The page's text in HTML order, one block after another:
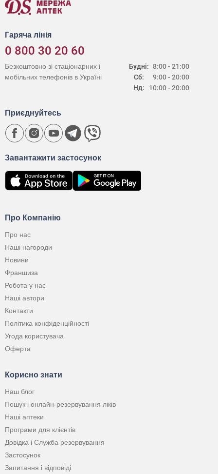
Гаряча лінія
0 800 30 20 60
Будні:
Сб:
Нд:
8:00 - 21:00
9:00 - 20:00
10:00 - 20:00
Безкоштовно зі стаціонарних і
мобільних телефонів в Україні
Про Компанію
Про нас
Наші нагороди
Новини
Франшиза
Робота у нас
Наші автори
Контакти
Політика конфіденційності
Угода користувача
Оферта
Корисно знати
Наш блог
Пошук і онлайн-резервування ліків
Наші аптеки
Програми для клієнтів
Довідка і Служба резервування
Застосунок
Запитання і відповіді
Завантажити застосунок
Приєднуйтесь